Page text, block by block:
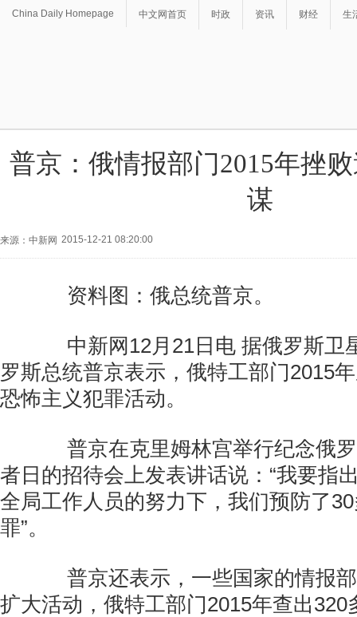
China Daily Homepage 中文网首页 时政 资讯 财经 生
普京：俄情报部门2015年挫
谋
来源：中新网 2015-12-21 08:20:00
资料图：俄总统普京。
中新网12月21日电 据俄罗斯卫
罗斯总统普京表示，俄特工部门2015
恐怖主义犯罪活动。
普京在克里姆林宫举行纪念俄罗
者日的招待会上发表讲话说：“我要指
全局工作人员的努力下，我们预防了
罪”。
普京还表示，一些国家的情报部
扩大活动，俄特工部门2015年查出320